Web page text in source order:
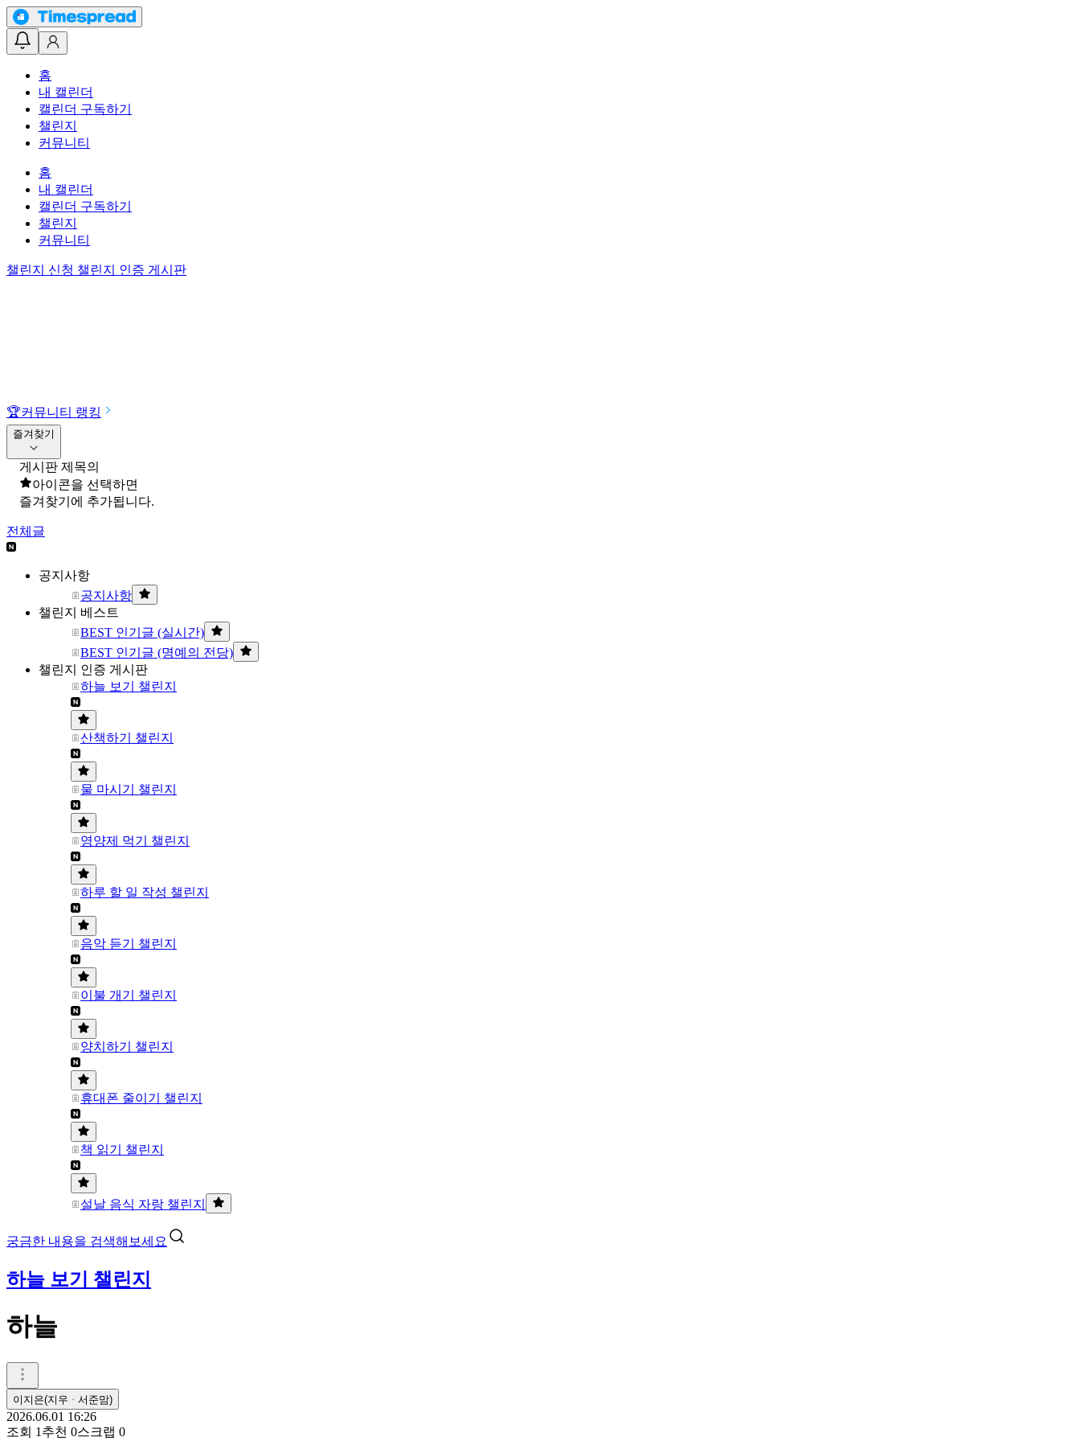
홈
내 캘린더
캘린더 구독하기
챌린지
커뮤니티
홈
내 캘린더
캘린더 구독하기
챌린지
커뮤니티
챌린지 신청 챌린지 인증 게시판
🏆커뮤니티 랭킹
즐겨찾기
게시판 제목의
아이콘을 선택하면
즐겨찾기에 추가됩니다.
전체글
공지사항
공지사항
챌린지 베스트
BEST 인기글 (실시간)
BEST 인기글 (명예의 전당)
챌린지 인증 게시판
하늘 보기 챌린지
산책하기 챌린지
물 마시기 챌린지
영양제 먹기 챌린지
하루 할 일 작성 챌린지
음악 듣기 챌린지
이불 개기 챌린지
양치하기 챌린지
휴대폰 줄이기 챌린지
책 읽기 챌린지
설날 음식 자랑 챌린지
궁금한 내용을 검색해보세요
하늘 보기 챌린지
하늘
이지은(지우ᆞ서준맘)
2026.06.01 16:26
조회 1 추천 0스크랩 0